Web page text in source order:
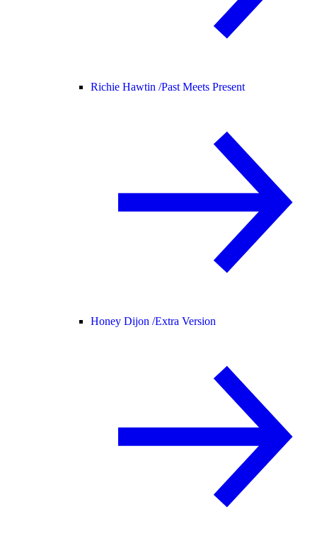
Richie Hawtin /Past Meets Present
Honey Dijon /Extra Version